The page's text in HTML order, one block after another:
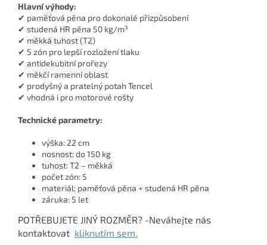
Hlavní výhody:
✔ paměťová pěna pro dokonalé přizpůsobení
✔ studená HR pěna 50 kg/m³
✔ měkká tuhost (T2)
✔ 5 zón pro lepší rozložení tlaku
✔ antidekubitní prořezy
✔ měkčí ramenní oblast
✔ prodyšný a pratelný potah Tencel
✔ vhodná i pro motorové rošty
Technické parametry:
výška: 22 cm
nosnost: do 150 kg
tuhost: T2 – měkká
počet zón: 5
materiál: paměťová pěna + studená HR pěna
záruka: 5 let
POTŘEBUJETE JINÝ ROZMĚR? -Neváhejte nás
kontaktovat kliknutím sem.